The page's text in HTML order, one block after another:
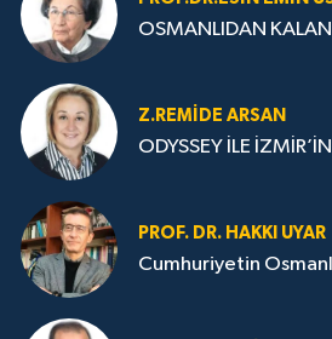
OSMANLIDAN
Z.REMIDE ARSAN
ODYSSEY İLE
PROF. DR. HAKKI UYAR
Cumhuriyetin